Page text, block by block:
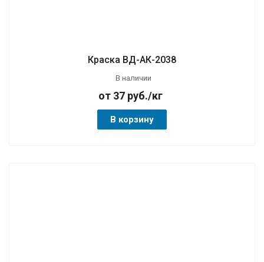
Краска ВД-АК-2038
В наличии
от 37 руб./кг
В корзину